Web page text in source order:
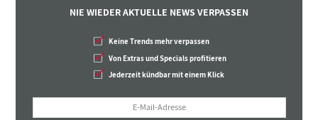
NIE WIEDER AKTUELLE NEWS VERPASSEN
Keine Trends mehr verpassen
Von Extras und Specials profitieren
Jederzeit kündbar mit einem Klick